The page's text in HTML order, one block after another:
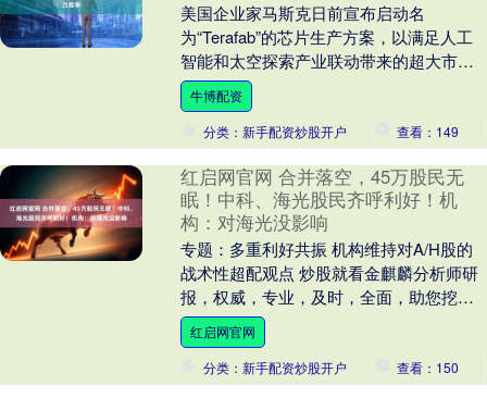
美国企业家马斯克日前宣布启动名
为“Terafab”的芯片生产方案，以满足人工
智能和太空探索产业联动带来的超大市场
需求，其生产规模预计将超过现有芯片生
产巨头的总和....
牛博配资
分类：新手配资炒股开户
查看：149
红启网官网 合并落空，45万股民无
眠！中科、海光股民齐呼利好！机
构：对海光没影响
专题：多重利好共振 机构维持对A/H股的
战术性超配观点 炒股就看金麒麟分析师研
报，权威，专业，及时，全面，助您挖掘
潜力主题机会！ 【相关阅读】5000亿市值
国产....
红启网官网
分类：新手配资炒股开户
查看：150